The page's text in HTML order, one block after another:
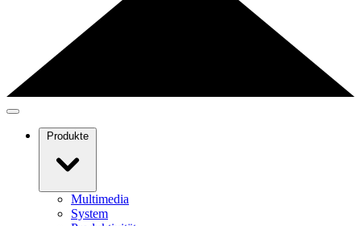
Produkte
Multimedia
System